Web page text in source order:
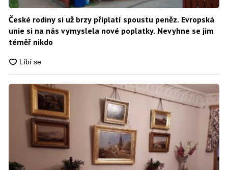
České rodiny si už brzy připlatí spoustu peněz. Evropská
unie si na nás vymyslela nové poplatky. Nevyhne se jim
téměř nikdo